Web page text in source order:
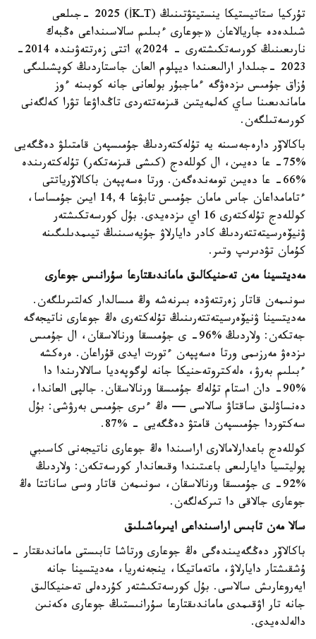
تۇركيا ستاتيستيكا ينستيتۋتىنىڭ (TـİK) 2025 -جىلعى
شىلدەدە جاريالاعان «جوعارى ءبىلىم سالاسىنداعى ەڭبەك
نارىعىنىڭ كورسەتكىشتەرى - 2024» اتتى زەرتتەۋىندە 2014-
2023 -جىلدار ارالىعىندا ديپلوم العان جاستاردىڭ كوپشىلىگى
ۇزاق جۇمىس ىزدەۋگە ءماجبۇر بولعانى جانە كوبىنە ءوز
ماماندىعىنا ساي كەلمەيتىن قىزمەتتەردى تاڭداۋعا تۋرا كەلگەنى
كورسەتىلگەن.
باكالاۆر دارەجەسىنە يە تۇلەكتەردىڭ جۇمىسپەن قامتىلۋ دەڭگەيى
%75- عا دەيىن، ال كوللەدج (كىشى قىزمەتكەر) تۇلەكتەرىندە
%66- عا دەيىن تومەندەگەن. ورتا ەسەپپەن باكالاۆرياتتى
ءتامامداعان جاس مامان جۇمىس تابۋعا 14,4 ايىن جۇمساسا،
كوللەدج تۇلەكتەرى 16 اي ىزدەيدى. بۇل كورسەتكىشتەر
ۋنيۆەرسيتەتتەردىڭ كادر دايارلاۋ جۇيەسىنىڭ تيىمدىلىگىنە
كۇمان تۋدىرىپ وتىر.
مەديتسينا مەن تەحنيكالىق ماماندىقتارعا سۇرانىس جوعارى
سونىمەن قاتار زەرتتەۋدە بىرنەشە وڭ مىسالدار كەلتىرىلگەن.
مەديتسينا ۋنيۆەرسيتەتتەرىنىڭ تۇلەكتەرى ەڭ جوعارى ناتيجەگە
جەتكەن: ولاردىڭ %96- ى جۇمىسقا ورنالاسقان، ال جۇمىس
ىزدەۋ مەرزىمى ورتا ەسەپپەن ءتورت ايدى قۇراعان. ەرەكشە
ءبىلىم بەرۋ، ەلەكتروتەحنيكا جانە لوگوپەديا سالالارىندا دا
%90- دان استام تۇلەك جۇمىسقا ورنالاسقان. جالپى العاندا،
دەنساۋلىق ساقتاۋ سالاسى — ەڭ ءىرى جۇمىس بەرۋشى: بۇل
سەكتوردا جۇمىسپەن قامتۋ دەڭگەيى - %87.
كوللەدج باعدارلامالارى اراسىندا ەڭ جوعارى ناتيجەنى كاسىبي
پوليتسيا دايارلىعى باعىتىندا وقىعاندار كورسەتكەن: ولاردىڭ
%92- ى جۇمىسقا ورنالاسقان، سونىمەن قاتار وسى ساناتتا ەڭ
جوعارى جالاقى دا تىركەلگەن.
سالا مەن تابىس اراسىنداعى ايىرماشىلىق
باكالاۆر دەڭگەيىندەگى ەڭ جوعارى ورتاشا تابىستى ماماندىقتار -
ۇشقىشتار دايارلاۋ، ماتەماتيكا، ينجەنەريا، مەديتسينا جانە
ايەروعارىش سالاسى. بۇل كورسەتكىشتەر كۇردەلى تەحنيكالىق
جانە تار اۋقىمدى ماماندىقتارعا سۇرانىستىڭ جوعارى ەكەنىن
دالەلدەيدى.